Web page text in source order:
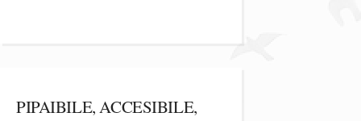
PIPAIBILE, ACCESIBILE,